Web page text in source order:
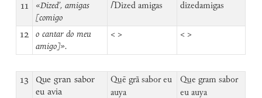
11
«Dized’, amigas
[comigo
⌈Dized amigas dizedamigas
12
o cantar do meu
amigo]».
< > < >
13
Que gran sabor
eu avia
Quē grã sabor eu
auya
Que gram sabor
eu auya